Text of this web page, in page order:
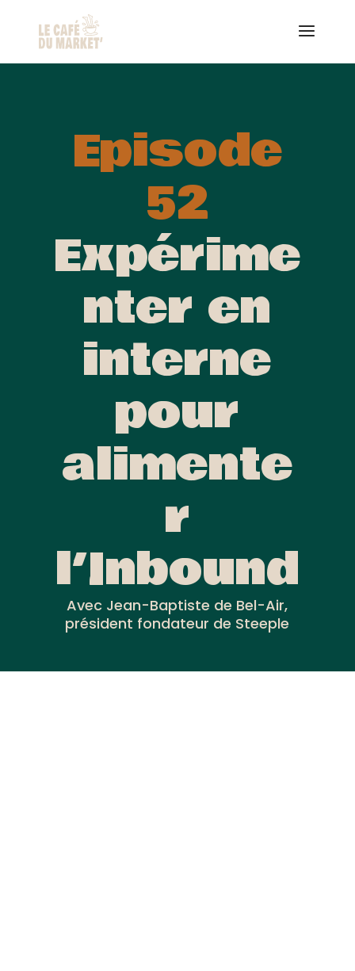
Episode
52
Expérime
nter en
interne
pour
alimente
r
l’Inbound
Avec Jean-Baptiste de Bel-Air,
président fondateur de Steeple